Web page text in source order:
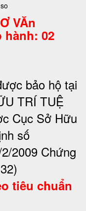
VĂn
hành: 02
bảo hộ tại
TRÍ TUỆ
Cục Sở Hữu
số
2009 Chứng
tiêu chuẩn